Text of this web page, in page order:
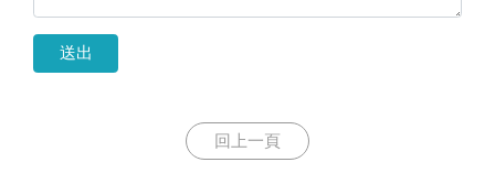
送出
回上一頁